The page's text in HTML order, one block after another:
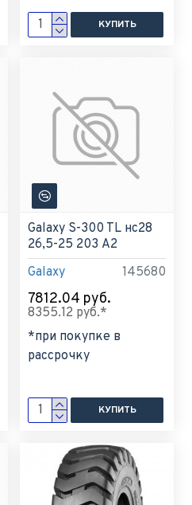
КУПИТЬ
Galaxy 145680
Galaxy S-300 TL нс28
26,5-25 203 A2
7812.04 руб.
8355.12 руб.*
*при покупке в
рассрочку
КУПИТЬ